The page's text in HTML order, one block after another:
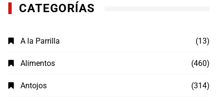
CATEGORÍAS
A la Parrilla (13)
Alimentos (460)
Antojos (314)